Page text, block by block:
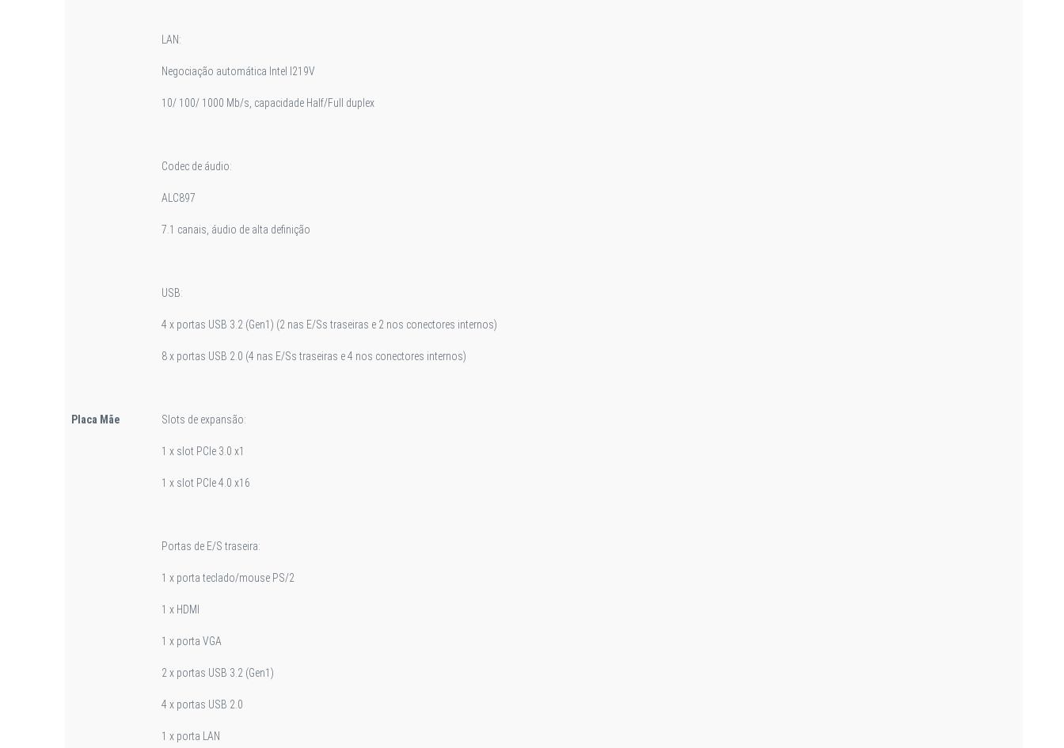
Placa Mãe
LAN:
Negociação automática Intel I219V
10/ 100/ 1000 Mb/s, capacidade Half/Full duplex
Codec de áudio:
ALC897
7.1 canais, áudio de alta definição
USB:
4 x portas USB 3.2 (Gen1) (2 nas E/Ss traseiras e 2 nos conectores internos)
8 x portas USB 2.0 (4 nas E/Ss traseiras e 4 nos conectores internos)
Slots de expansão:
1 x slot PCIe 3.0 x1
1 x slot PCIe 4.0 x16
Portas de E/S traseira:
1 x porta teclado/mouse PS/2
1 x HDMI
1 x porta VGA
2 x portas USB 3.2 (Gen1)
4 x portas USB 2.0
1 x porta LAN